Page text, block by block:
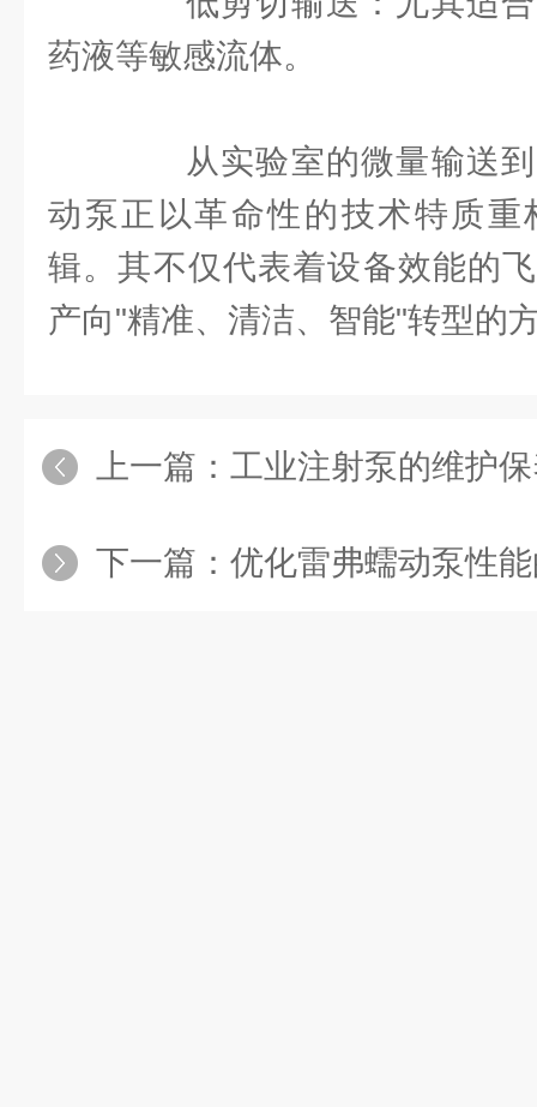
药液等敏感流体。
从实验室的微量输送到
动泵正以革命性的技术特质重
辑。其不仅代表着设备效能的
产向"精准、清洁、智能"转型的
上一篇： 工业注射泵的维护
下一篇： 优化雷弗蠕动泵性